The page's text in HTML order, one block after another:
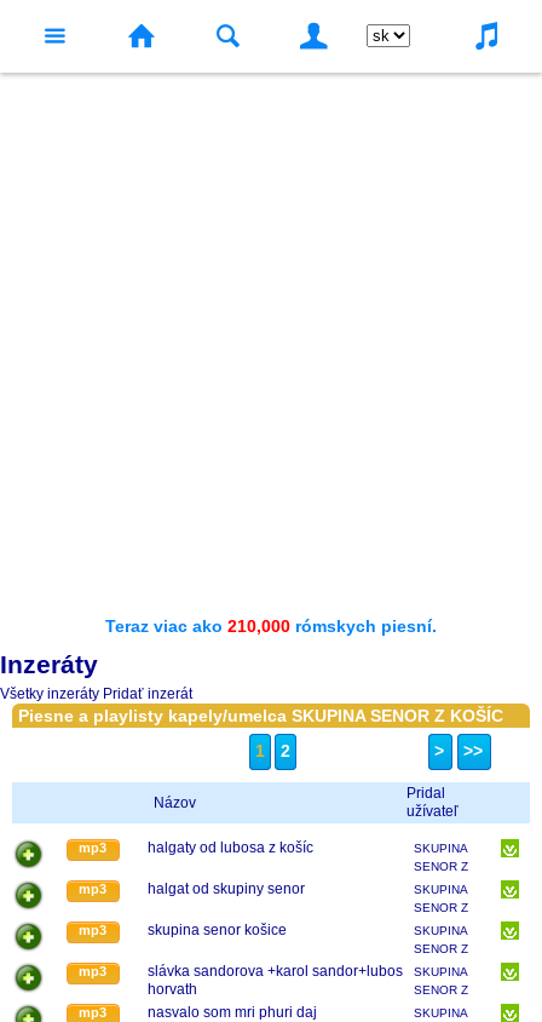
Teraz viac ako 210,000 rómskych piesní.
Inzeráty
Všetky inzeráty Pridať inzerát
Piesne a playlisty kapely/umelca SKUPINA SENOR Z KOŠÍC
1
2 > >>
Názov
Pridal
užívateľ
mp3 halgaty od lubosa z košíc
SKUPINA
SENOR Z
KOŠÍC
mp3 halgat od skupiny senor
SKUPINA
SENOR Z
KOŠÍC
mp3 skupina senor košice
SKUPINA
SENOR Z
KOŠÍC
mp3
slávka sandorova +karol sandor+lubos
horvath
SKUPINA
SENOR Z
KOŠÍC
mp3 nasvalo som mri phuri daj
SKUPINA